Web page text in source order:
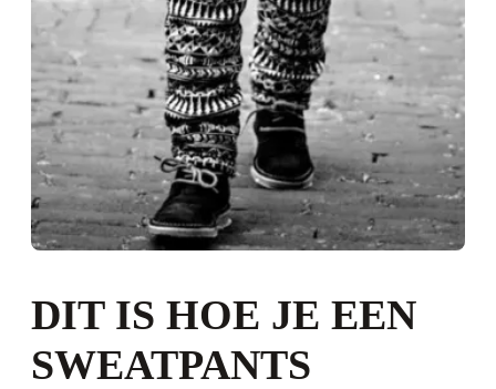
DIT IS HOE JE EEN
SWEATPANTS